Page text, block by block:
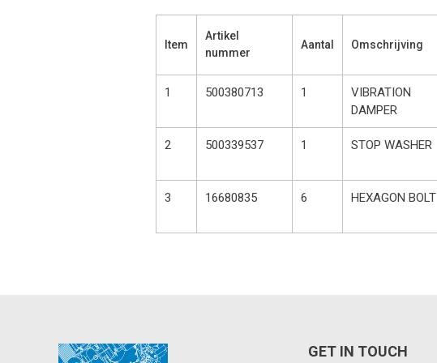
Item
Artikel
nummer
Aantal Omschrijving
1 500380713 1
VIBRATION
DAMPER
2 500339537 1 STOP WASHER
3 16680835 6 HEXAGON BOLT
GET IN TOUCH